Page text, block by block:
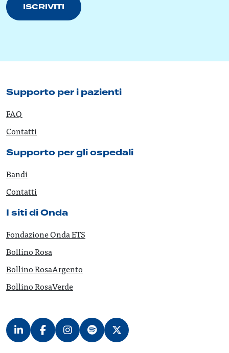
ISCRIVITI
Supporto per i pazienti
FAQ
Contatti
Supporto per gli ospedali
Bandi
Contatti
I siti di Onda
Fondazione Onda ETS
Bollino Rosa
Bollino RosaArgento
Bollino RosaVerde